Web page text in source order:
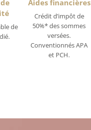
de
Aides financières
Crédit d’impôt de
50%* des sommes
versées.
Conventionnés APA
et PCH.